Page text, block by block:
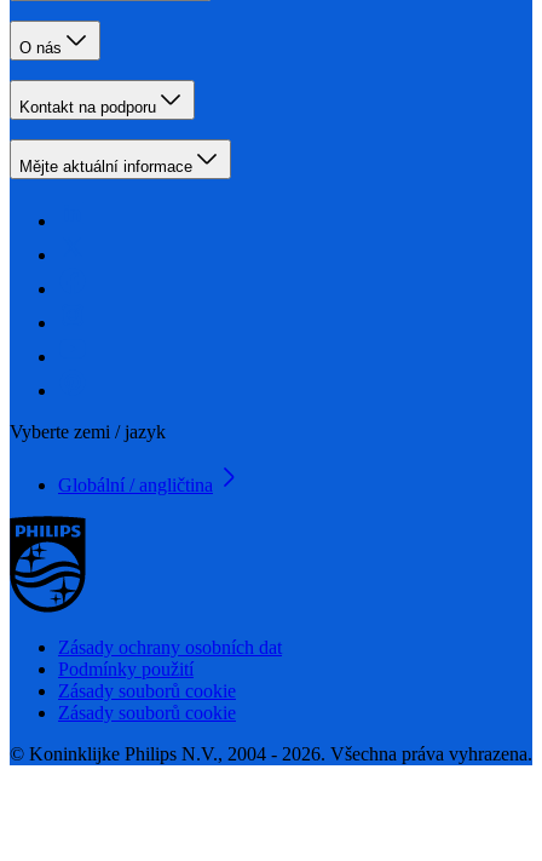
O nás
Kontakt na podporu
Mějte aktuální informace
Vyberte zemi / jazyk
Globální / angličtina
Zásady ochrany osobních dat
Podmínky použití
Zásady souborů cookie
Zásady souborů cookie
© Koninklijke Philips N.V., 2004 - 2026. Všechna práva vyhrazena.